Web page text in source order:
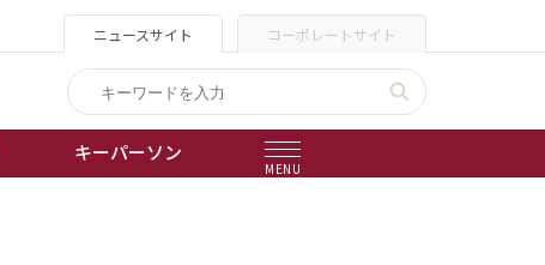
ニュースサイト コーポレートサイト
キーパーソン
MENU